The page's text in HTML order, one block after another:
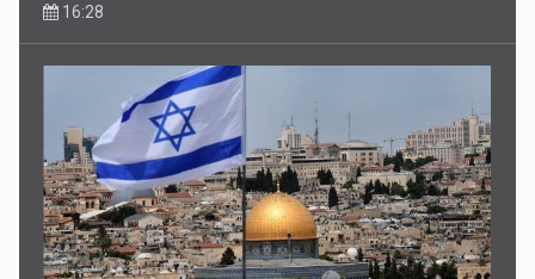
16:28